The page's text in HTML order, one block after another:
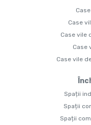
Case
Case vile
Case
Case vile
Spații
Spații
Spații